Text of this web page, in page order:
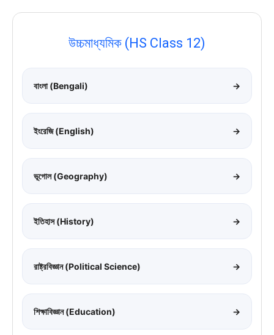
উচ্চমাধ্যমিক (HS Class 12)
বাংলা (Bengali) →
ইংরেজি (English) →
ভূগোল (Geography) →
ইতিহাস (History) →
রাষ্ট্রবিজ্ঞান (Political Science) →
শিক্ষাবিজ্ঞান (Education) →